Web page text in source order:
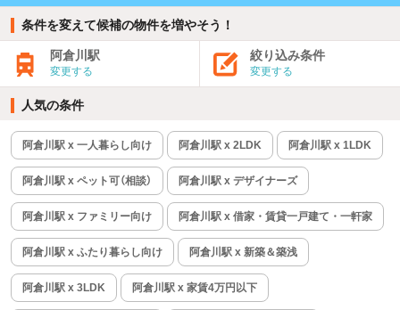
条件を変えて候補の物件を増やそう！
阿倉川駅
変更する
絞り込み条件
変更する
人気の条件
阿倉川駅 x 一人暮らし向け 阿倉川駅 x 2LDK 阿倉川駅 x 1LDK
阿倉川駅 x ペット可（相談） 阿倉川駅 x デザイナーズ
阿倉川駅 x ファミリー向け 阿倉川駅 x 借家・賃貸一戸建て・一軒家
阿倉川駅 x ふたり暮らし向け 阿倉川駅 x 新築＆築浅
阿倉川駅 x 3LDK 阿倉川駅 x 家賃4万円以下